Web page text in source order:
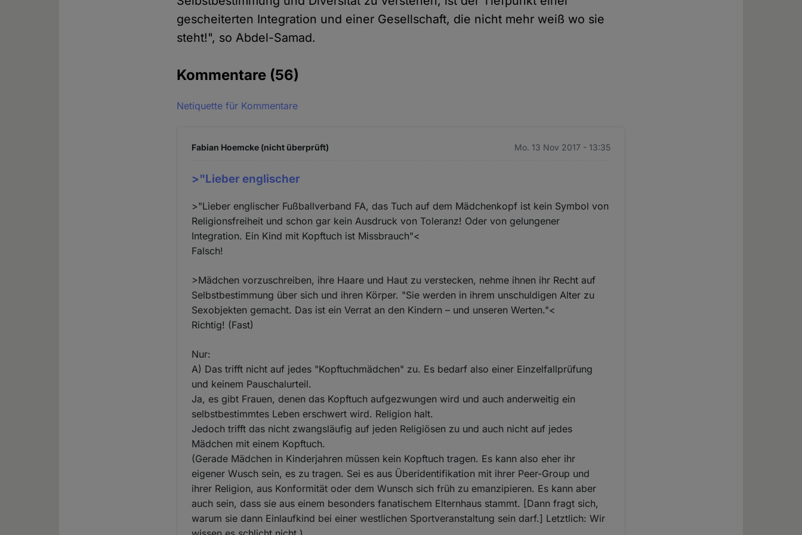
gescheiterten Integration und einer Gesellschaft, die nicht mehr weiß wo sie
steht!", so Abdel-Samad.
Kommentare (56)
Netiquette für Kommentare
Fabian Hoemcke (nicht überprüft) Mo. 13 Nov 2017 - 13:35
>"Lieber englischer
>"Lieber englischer Fußballverband FA, das Tuch auf dem Mädchenkopf ist kein Symbol von
Religionsfreiheit und schon gar kein Ausdruck von Toleranz! Oder von gelungener
Integration. Ein Kind mit Kopftuch ist Missbrauch"<
Falsch!
>Mädchen vorzuschreiben, ihre Haare und Haut zu verstecken, nehme ihnen ihr Recht auf
Selbstbestimmung über sich und ihren Körper. "Sie werden in ihrem unschuldigen Alter zu
Sexobjekten gemacht. Das ist ein Verrat an den Kindern – und unseren Werten."<
Richtig! (Fast)
Nur:
A) Das trifft nicht auf jedes "Kopftuchmädchen" zu. Es bedarf also einer Einzelfallprüfung
und keinem Pauschalurteil.
Ja, es gibt Frauen, denen das Kopftuch aufgezwungen wird und auch anderweitig ein
selbstbestimmtes Leben erschwert wird. Religion halt.
Jedoch trifft das nicht zwangsläufig auf jeden Religiösen zu und auch nicht auf jedes
Mädchen mit einem Kopftuch.
(Gerade Mädchen in Kinderjahren müssen kein Kopftuch tragen. Es kann also eher ihr
eigener Wusch sein, es zu tragen. Sei es aus Überidentifikation mit ihrer Peer-Group und
ihrer Religion, aus Konformität oder dem Wunsch sich früh zu emanzipieren. Es kann aber
auch sein, dass sie aus einem besonders fanatischem Elternhaus stammt. [Dann fragt sich,
warum sie dann Einlaufkind bei einer westlichen Sportveranstaltung sein darf.] Letztlich: Wir